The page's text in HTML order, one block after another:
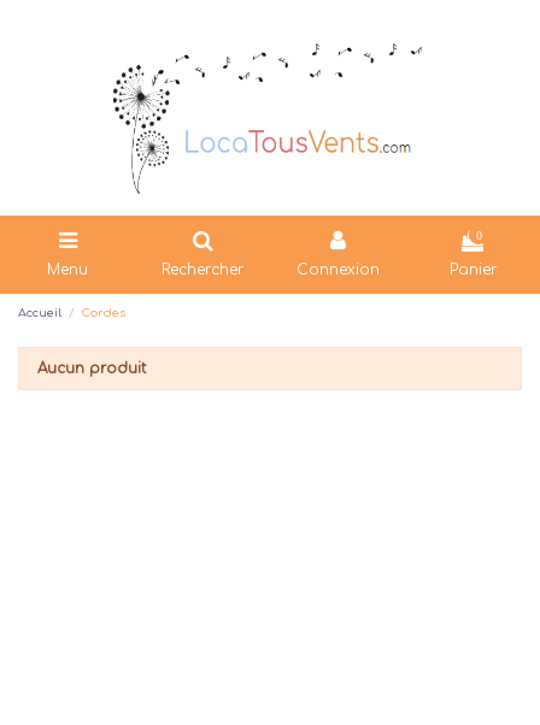
Menu Rechercher Connexion
0
Panier
Accueil Cordes
Aucun produit